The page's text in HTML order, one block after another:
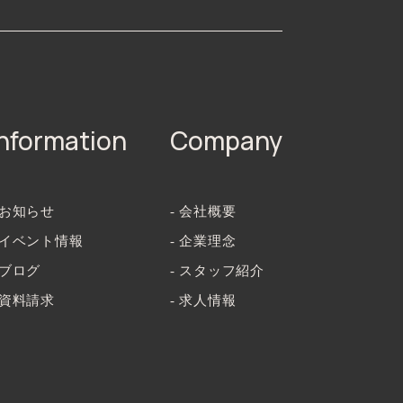
知らせ
ベント情報
ログ
料請求
Company
- 会社概要
- 企業理念
- スタッフ紹介
- 求人情報